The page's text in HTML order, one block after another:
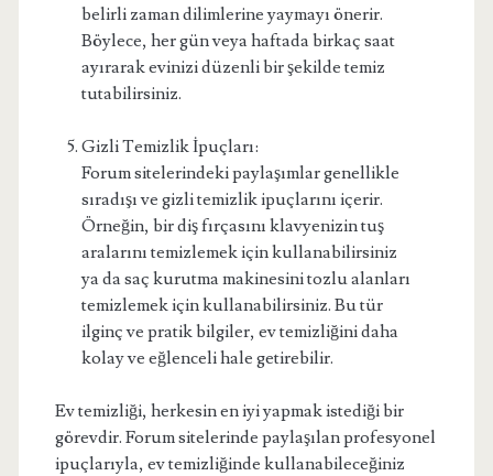
belirli zaman dilimlerine yaymayı önerir.
Böylece, her gün veya haftada birkaç saat
ayırarak evinizi düzenli bir şekilde temiz
tutabilirsiniz.
Gizli Temizlik İpuçları:
Forum sitelerindeki paylaşımlar genellikle
sıradışı ve gizli temizlik ipuçlarını içerir.
Örneğin, bir diş fırçasını klavyenizin tuş
aralarını temizlemek için kullanabilirsiniz
ya da saç kurutma makinesini tozlu alanları
temizlemek için kullanabilirsiniz. Bu tür
ilginç ve pratik bilgiler, ev temizliğini daha
kolay ve eğlenceli hale getirebilir.
Ev temizliği, herkesin en iyi yapmak istediği bir
görevdir. Forum sitelerinde paylaşılan profesyonel
ipuçlarıyla, ev temizliğinde kullanabileceğiniz